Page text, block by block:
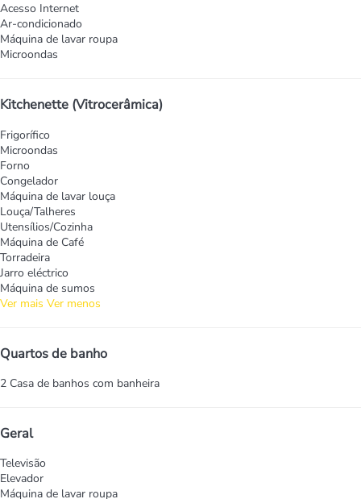
Acesso Internet
Ar-condicionado
Máquina de lavar roupa
Microondas
Kitchenette (Vitrocerâmica)
Frigorífico
Microondas
Forno
Congelador
Máquina de lavar louça
Louça/Talheres
Utensílios/Cozinha
Máquina de Café
Torradeira
Jarro eléctrico
Máquina de sumos
Ver mais Ver menos
Quartos de banho
2 Casa de banhos com banheira
Geral
Televisão
Elevador
Máquina de lavar roupa